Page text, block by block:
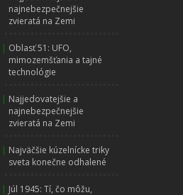
najnebezpečnejšie
zvieratá na Zemi
| Oblasť 51: UFO,
mimozemšťania a tajné
technológie
| Najjedovatejšie a
najnebezpečnejšie
zvieratá na Zemi
| Najväčšie kúzelnícke triky
sveta konečne odhalené
| Júl 1945: Tí, čo môžu,